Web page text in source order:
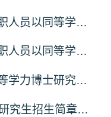
成都中医药大学2026年在职人员以同等学力申请中西医结合博士学术学位招生章程
成都中医药大学2026年在职人员以同等学力申请中医博士专业学位招生章程
河南中医药大学2026年同等学力博士研究生招生拟进入复试人员名单公示
国防科技大学2027年博士研究生招生简章（预发版）